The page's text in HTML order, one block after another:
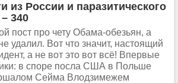
из России и паразитического
340
пост про чету Обама-обезьян, а
удалил. Вот что значит, настоящий
а не вот это вот всё! Впервые
в споре посла США в Польше
Сейма Влодзимежем